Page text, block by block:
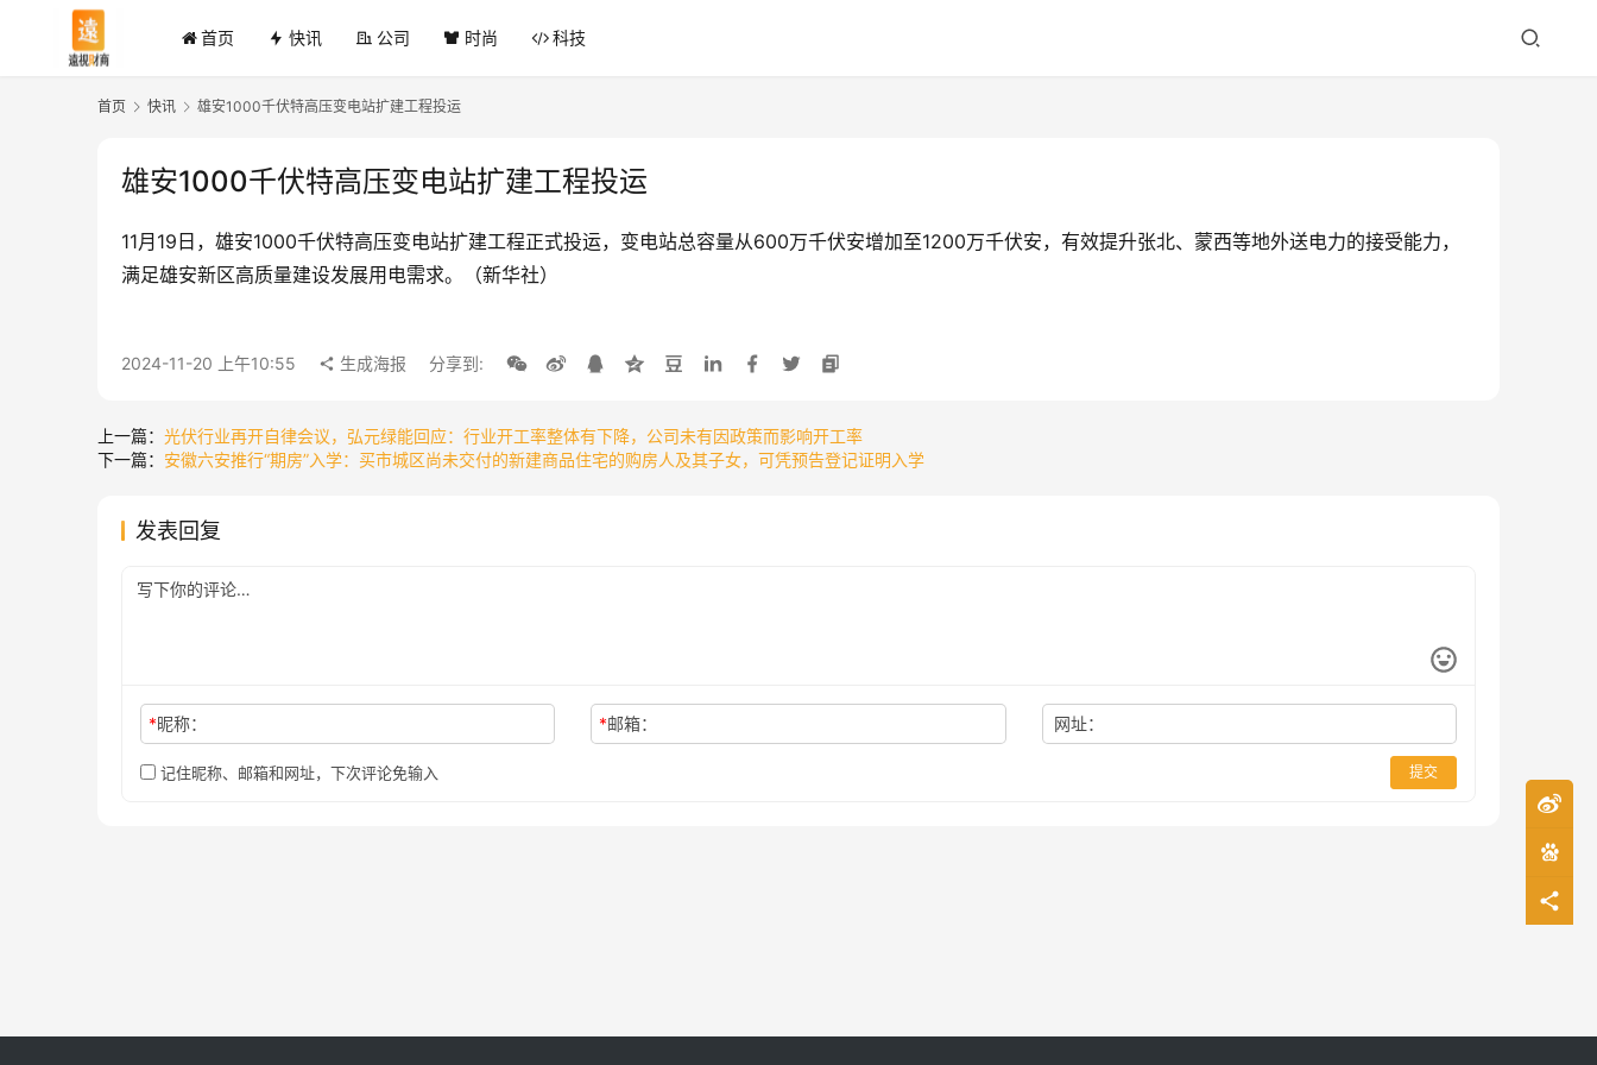
首页 快讯 公司 时尚 科技
首页 快讯 雄安1000千伏特高压变电站扩建工程投运
雄安1000千伏特高压变电站扩建工程投运
11月19日，雄安1000千伏特高压变电站扩建工程正式投运，变电站总容量从600万千伏安增加至1200万千伏安，有效提升张北、蒙西等地外送电力的接受能力，
满足雄安新区高质量建设发展用电需求。（新华社）
2024-11-20 上午10:55 生成海报 分享到:
上一篇： 光伏行业再开自律会议，弘元绿能回应：行业开工率整体有下降，公司未有因政策而影响开工率
下一篇： 安徽六安推行“期房”入学：买市城区尚未交付的新建商品住宅的购房人及其子女，可凭预告登记证明入学
发表回复
*昵称： *邮箱： 网址：
记住昵称、邮箱和网址，下次评论免输入 提交